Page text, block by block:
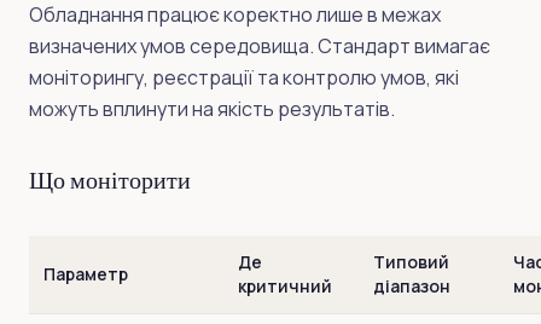
Обладнання працює коректно лише в межах
визначених умов середовища. Стандарт вимагає
моніторингу, реєстрації та контролю умов, які
можуть вплинути на якість результатів.
Що моніторити
Параметр
Де
критичний
Типовий
діапазон